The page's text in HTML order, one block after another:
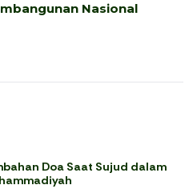
Nasional
Doa Saat Sujud dalam